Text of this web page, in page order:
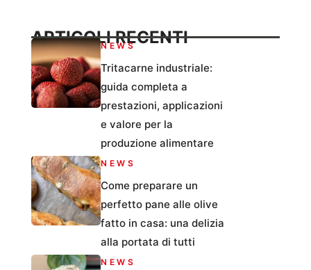
ARTICOLI RECENTI
NEWS
Tritacarne industriale:
guida completa a
prestazioni, applicazioni
e valore per la
produzione alimentare
NEWS
Come preparare un
perfetto pane alle olive
fatto in casa: una delizia
alla portata di tutti
NEWS